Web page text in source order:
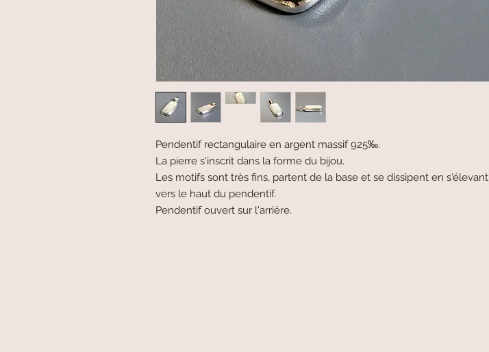
Pendentif rectangulaire en argent massif 925‰.
La pierre s'inscrit dans la forme du bijou.
Les motifs sont très fins, partent de la base et se dissipent en s'élevant
vers le haut du pendentif.
Pendentif ouvert sur l'arrière.